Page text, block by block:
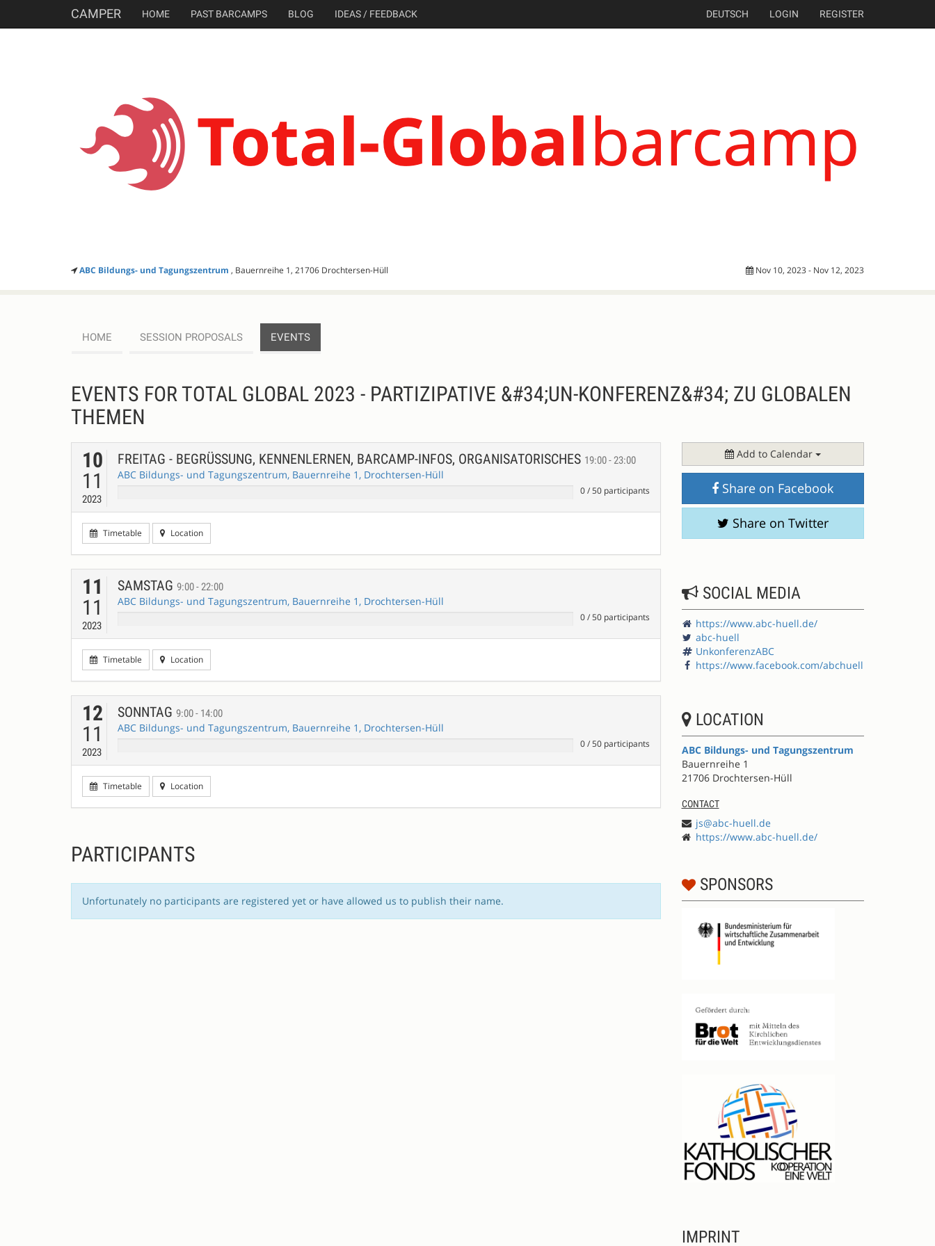
CAMPER HOME PAST BARCAMPS BLOG IDEAS / FEEDBACK DEUTSCH LOGIN REGISTER
ABC Bildungs- und Tagungszentrum , Bauernreihe 1, 21706 Drochtersen-Hüll Nov 10, 2023 - Nov 12, 2023
HOME SESSION PROPOSALS EVENTS
EVENTS FOR TOTAL GLOBAL 2023 - PARTIZIPATIVE &#34;UN-KONFERENZ&#34; ZU GLOBALEN
THEMEN
10
11
2023
FREITAG - BEGRÜSSUNG, KENNENLERNEN, BARCAMP-INFOS, ORGANISATORISCHES 19:00 - 23:00
ABC Bildungs- und Tagungszentrum, Bauernreihe 1, Drochtersen-Hüll
0/50participants
Timetable Location
11
11
2023
SAMSTAG 9:00 - 22:00
ABC Bildungs- und Tagungszentrum, Bauernreihe 1, Drochtersen-Hüll
0/50participants
Timetable Location
12
11
2023
SONNTAG 9:00 - 14:00
ABC Bildungs- und Tagungszentrum, Bauernreihe 1, Drochtersen-Hüll
0/50participants
Timetable Location
PARTICIPANTS
Unfortunately no participants are registered yet or have allowed us to publish their name.
Add to Calendar
Share on Facebook
Share on Twitter
SOCIAL MEDIA
https://www.abc-huell.de/
abc-huell
UnkonferenzABC
https://www.facebook.com/abchuell
LOCATION
ABC Bildungs- und Tagungszentrum
Bauernreihe 1
21706 Drochtersen-Hüll
CONTACT
js@abc-huell.de
https://www.abc-huell.de/
SPONSORS
IMPRINT